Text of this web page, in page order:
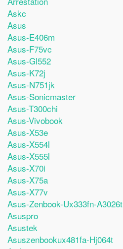
Askc
Asus
Asus-E406m
Asus-F75vc
Asus-Gl552
Asus-K72j
Asus-N751jk
Asus-Sonicmaster
Asus-T300chi
Asus-Vivobook
Asus-X53e
Asus-X554l
Asus-X555l
Asus-X70i
Asus-X75a
Asus-X77v
Asus-Zenbook-Ux333fn-A3026t
Asuspro
Asustek
Asuszenbookux481fa-Hj064t